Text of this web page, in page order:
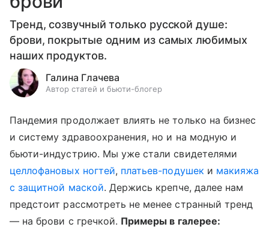
Тренд, созвучный только русской душе:
брови, покрытые одним из самых любимых
наших продуктов.
Галина Глачева
Автор статей и бьюти-блогер
Пандемия продолжает влиять не только на бизнес
и систему здравоохранения, но и на модную и
бьюти-индустрию. Мы уже стали свидетелями
целлофановых ногтей, платьев-подушек и макияжа
с защитной маской. Держись крепче, далее нам
предстоит рассмотреть не менее странный тренд
— на брови с гречкой. Примеры в галерее: